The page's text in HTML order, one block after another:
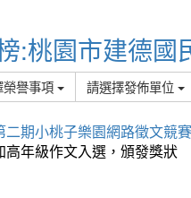
:桃園市建德國
譽事項 請選擇發佈單位
期小桃子樂園網路徵文競
年級作文入選，頒發獎狀